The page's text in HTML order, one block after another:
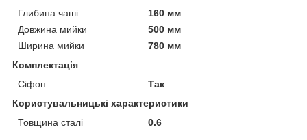
Глибина чаші
160 мм
Довжина мийки
500 мм
Ширина мийки
780 мм
Комплектація
Сіфон
Так
Користувальницькі характеристики
Товщина сталі
0.6